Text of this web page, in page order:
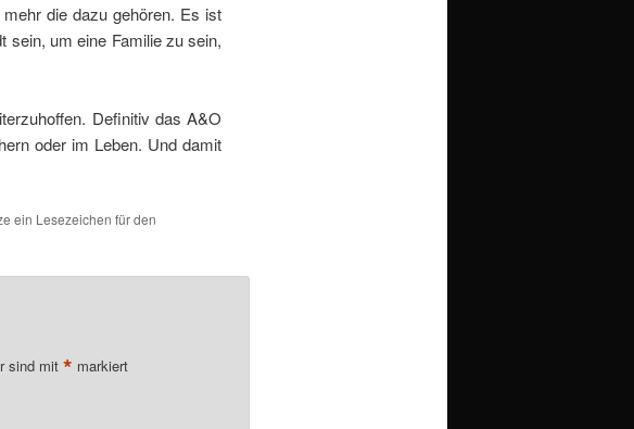
die dazu gehören. Es ist
sein, um eine Familie zu sein,
Definitiv das A&O
oder im Leben. Und damit
ein Lesezeichen für den
sind mit * markiert